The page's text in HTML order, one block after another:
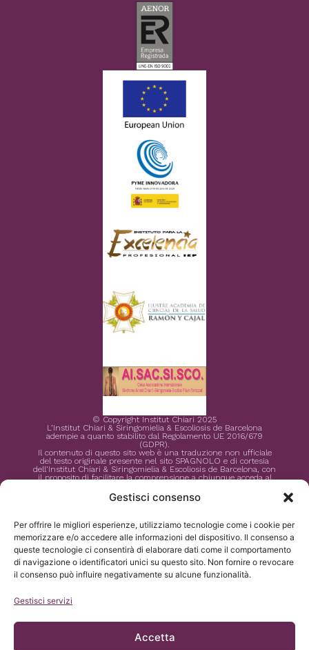
Gestisci consenso
Per offrire le migliori esperienze, utilizziamo tecnologie come i cookie per
memorizzare e/o accedere alle informazioni del dispositivo. Il consenso a
queste tecnologie ci consentirà di elaborare dati come il comportamento
di navigazione o identificatori unici su questo sito. Non fornire o revocare
il consenso può influire negativamente su alcune funzionalità.
Gestisci servizi
Accetta
© Copyright Institut Chiari 2025
L’Institut Chiari & Siringomielia & Escoliosis de Barcelona
adempie a quanto stabilito dal Regolamento UE 2016/679
(GDPR).
Il contenuto di questo sito web è una traduzione non ufficiale
del testo originale presente nel sito SPAGNOLO e di cortesia
dell’Institut Chiari & Siringomielia & Escoliosis de Barcelona, con
il proposito di facilitare la comprensione a chiunque acceda al